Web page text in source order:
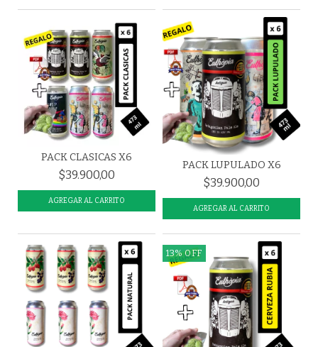
PACK CLASICAS X6
$39.900,00
PACK LUPULADO X6
$39.900,00
13%OFF